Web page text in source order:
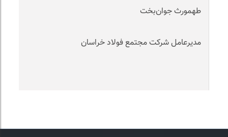
طهمورث جوان‌بخت
مدیرعامل شرکت مجتمع فولاد خراسان